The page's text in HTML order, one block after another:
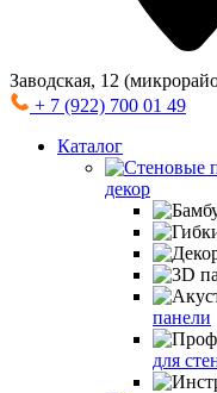
Заводская, 12
+ 7 (922) 700 01 49
Каталог
декор
панели
для